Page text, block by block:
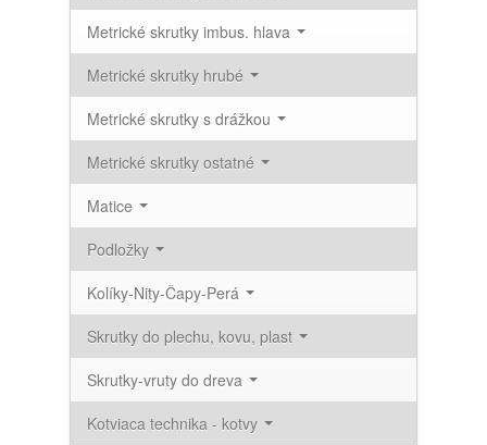
Metrické skrutky imbus. hlava
Metrické skrutky hrubé
Metrické skrutky s drážkou
Metrické skrutky ostatné
Matice
Podložky
Kolíky-Nity-Čapy-Perá
Skrutky do plechu, kovu, plast
Skrutky-vruty do dreva
Kotviaca technika - kotvy